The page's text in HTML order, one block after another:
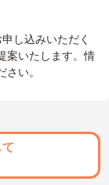
し込みいただく
案いたします。情
い。